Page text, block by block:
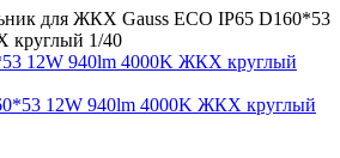
для ЖКХ Gauss ECO IP65 D160*53
круглый 1/40
12W 940lm 4000K ЖКХ круглый